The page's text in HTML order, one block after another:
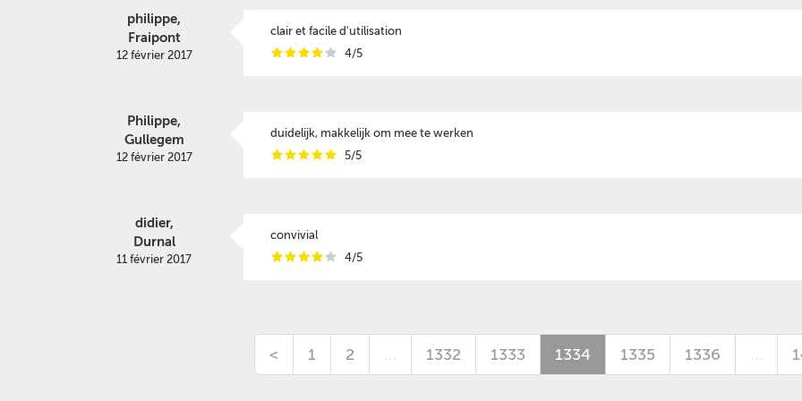
philippe,
Fraipont
12 février 2017
clair et facile d'utilisation
iiiii 4/5
Philippe,
Gullegem
12 février 2017
duidelijk, makkelijk om mee te werken
iiiii 5/5
didier,
Durnal
11 février 2017
convivial
iiiii 4/5
< 1 2 … 1332 1333 1334 1335 1336 …